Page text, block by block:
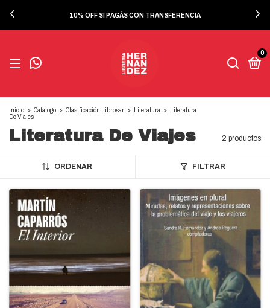
10% OFF SI PAGÁS CON TRANSFERENCIA
0
Inicio > Catalogo > Clasificación Librosar > Literatura >
Literatura
De Viajes
Literatura De Viajes 2 productos
ORDENAR FILTRAR